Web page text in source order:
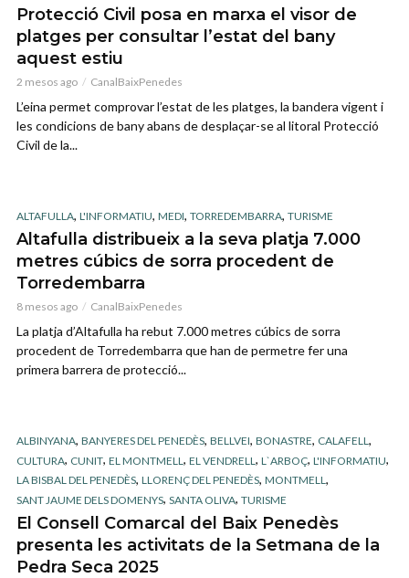
Protecció Civil posa en marxa el visor de
platges per consultar l’estat del bany
aquest estiu
2 mesos ago CanalBaixPenedes
L’eina permet comprovar l’estat de les platges, la bandera vigent i
les condicions de bany abans de desplaçar-se al litoral Protecció
Civil de la...
ALTAFULLA, L'INFORMATIU, MEDI, TORREDEMBARRA, TURISME
Altafulla distribueix a la seva platja 7.000
metres cúbics de sorra procedent de
Torredembarra
8 mesos ago CanalBaixPenedes
La platja d’Altafulla ha rebut 7.000 metres cúbics de sorra
procedent de Torredembarra que han de permetre fer una
primera barrera de protecció...
ALBINYANA, BANYERES DEL PENEDÈS, BELLVEI, BONASTRE, CALAFELL,
CULTURA, CUNIT, EL MONTMELL , EL VENDRELL , L`ARBOÇ, L'INFORMATIU,
LA BISBAL DEL PENEDÈS, LLORENÇ DEL PENEDÈS, MONTMELL,
SANT JAUME DELS DOMENYS, SANTA OLIVA, TURISME
El Consell Comarcal del Baix Penedès
presenta les activitats de la Setmana de la
Pedra Seca 2025